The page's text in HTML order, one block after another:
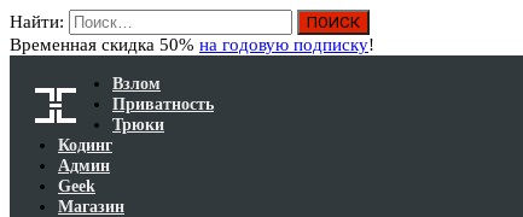
Найти:
Временная скидка 50% на годовую подписку!
Взлом
Приватность
Трюки
Кодинг
Админ
Geek
Магазин